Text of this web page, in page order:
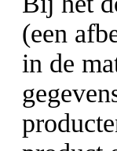
(een
in de